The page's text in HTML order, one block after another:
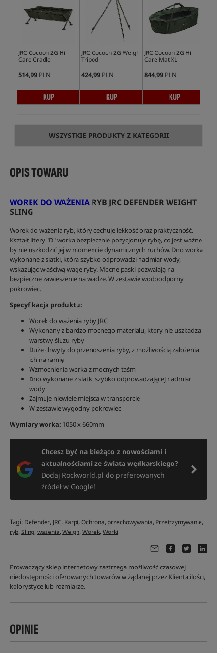
JRC Cocoon 2G Hi
Care Cradle
514,99 PLN
KUP
JRC Cocoon 2G Weigh
Tripod
424,99 PLN
KUP
JRC Cocoon 2G Hi
Care Mat XL
844,99 PLN
KUP
WSZYSTKIE PRODUKTY Z KATEGORII
OPIS TOWARU
WOREK DO WAŻENIA RYB JRC DEFENDER WEIGHT
SLING
Worek do ważenia ryb, który cechuje lekkość oraz praktyczność.
Kształt litery "D" worka bezpiecznie pozycjonuje rybę, co jest ważne
by nie uszkodzić jej w momencie dynamicznych ruchów. Dno worka
wykonane z siatki, która szybko odprowadzi nadmiar wody,
wskazując właściwą wagę ryby. Mocne paski pozwalają na
bezpieczne zawieszenie na wadze. W zestawie wodoodporny
pokrowiec.
Specyfikacja produktu:
Worek do ważenia ryby JRC
Wykonany z bardzo mocnego materiału, który nie uszkadza
warstwy śluzu ryby
Duże chwyty do przenoszenia ryby, z możliwością założenia
ich na ramię
Wzmocnienia worka z mocnych taśm
Dno wykonane z siatki szybko odprowadzającej nadmiar
wody
Zajmuje niewiele miejsca w transporcie
W zestawie wygodny pokrowiec
Wymiary worka: 1050 x 660mm
Chcesz być na bieżąco z nowościami i
aktualnościami ze świata wędkarskiego?
Dodaj Rockworld.pl do preferowanych
źródeł w Google!
Tagi: Defender, JRC, Karpi,Ochrona, przechowywania, Przetrzymywanie,
ryb,Sling,ważenia,Weigh,Worek,Worki
Prowadzący sklep internetowy zastrzega możliwość czasowej
niedostępności oferowanych towarów w żądanej przez Klienta ilości,
kolorystyce lub rozmiarze.
OPINIE